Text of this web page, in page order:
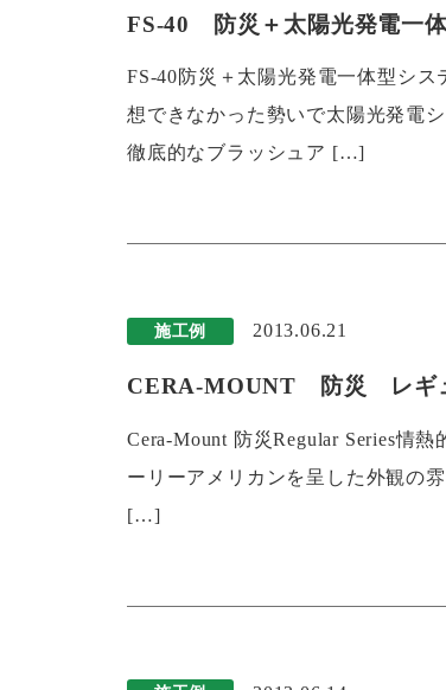
FS-40 防災＋太陽光発電一
FS-40防災＋太陽光発電一体型シ
想できなかった勢いで太陽光発電
徹底的なブラッシュア […]
施工例 2013.06.21
CERA-MOUNT 防災 レギ
Cera-Mount 防災Regular Series情
ーリーアメリカンを呈した外観の
[…]